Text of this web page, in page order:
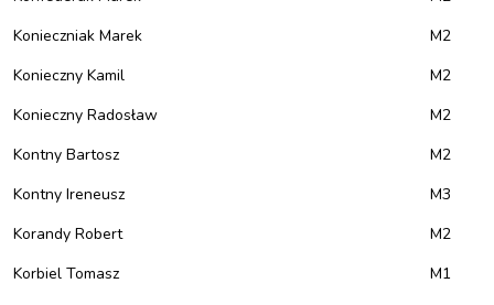
Konieczniak Marek
M2
Konieczny Kamil
M2
Konieczny Radosław
M2
Kontny Bartosz
M2
Kontny Ireneusz
M3
Korandy Robert
M2
Korbiel Tomasz
M1